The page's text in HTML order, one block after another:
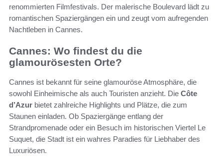
renommierten Filmfestivals. Der malerische Boulevard lädt zu
romantischen Spaziergängen ein und zeugt vom aufregenden
Nachtleben in Cannes.
Cannes: Wo findest du die
glamourösesten Orte?
Cannes ist bekannt für seine glamouröse Atmosphäre, die
sowohl Einheimische als auch Touristen anzieht. Die Côte
d’Azur bietet zahlreiche Highlights und Plätze, die zum
Staunen einladen. Ob Spaziergänge entlang der
Strandpromenade oder ein Besuch im historischen Viertel Le
Suquet, die Stadt ist ein wahres Paradies für Liebhaber des
Luxuriösen.